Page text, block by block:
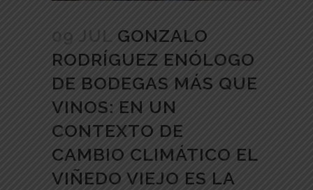
09 JUL GONZALO
RODRÍGUEZ ENÓLOGO
DE BODEGAS MÁS QUE
VINOS: EN UN
CONTEXTO DE
CAMBIO CLIMÁTICO EL
VIÑEDO VIEJO ES LA